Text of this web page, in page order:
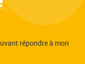
répondre à mon